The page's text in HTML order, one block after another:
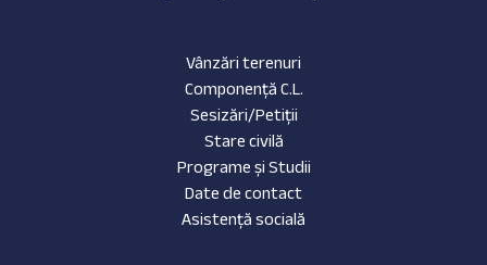
Vânzări terenuri
Componență C.L.
Sesizări/Petiții
Stare civilă
Programe și Studii
Date de contact
Asistență socială